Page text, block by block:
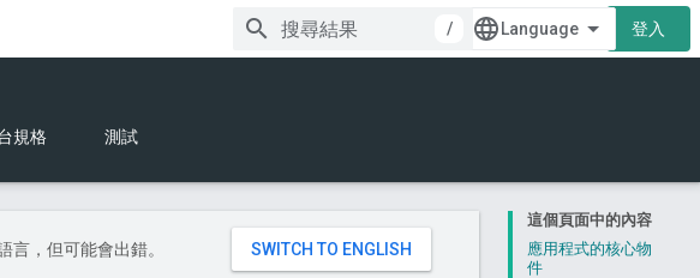
/
登入
規格 測試
這個頁面中的內容
應用程式的核心物
件
言，但可能會出錯。